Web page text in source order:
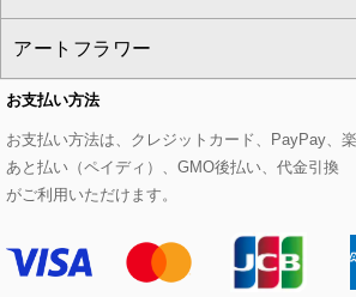
eur3
Maison de CINQ
MK MICHEL KLEIN BAG
スウェット・ジャージー
その他のトップス
セットアップパンツ
セットアップスカート
セットアップワンピース
チェスターコート
モッズコート
ステンカラーコート
ライダースジャケット
ベルト・サスペンダー
帽子
ヘアアクセサリー
ハンカチ・バンダナ
ピアス・イヤリング
ブレスレット・バングル
ブローチ・コサージュ
トートバッグ
ショルダーバッグ
ボストンバッグ
バックパック・リュック
すべてのシューズ
パンプス
スニーカー
フラットシューズ
アートフラワー
すべてのアートフラワー
ローズ
カサブランカ・カラー
お支払い方法
お支払い方法は、クレジットカード、PayPay、楽
あと払い（ペイディ）、GMO後払い、代金引換
がご利用いただけます。